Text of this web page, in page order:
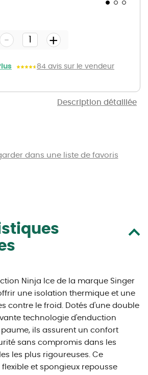
Description détaillée
84 avis sur le vendeur
- +
Ninja Ice de la marque Singer
une isolation thermique et une
contre le froid. Dotés d'une double
technologie d'enduction
ils assurent un confort
sans compromis dans les
les plus rigoureuses. Ce
et spongieux repousse
dans une liste de favoris